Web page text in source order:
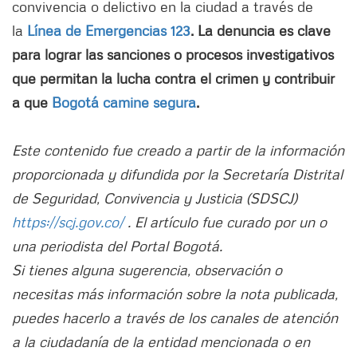
convivencia o delictivo en la ciudad a través de
la Línea de Emergencias 123. La denuncia es clave
para lograr las sanciones o procesos investigativos
que permitan la lucha contra el crimen y contribuir
a que Bogotá camine segura.
Este contenido fue creado a partir de la información
proporcionada y difundida por la Secretaría Distrital
de Seguridad, Convivencia y Justicia (SDSCJ)
https://scj.gov.co/. El artículo fue curado por un o
una periodista del Portal Bogotá.
Si tienes alguna sugerencia, observación o
necesitas más información sobre la nota publicada,
puedes hacerlo a través de los canales de atención
a la ciudadanía de la entidad mencionada o en